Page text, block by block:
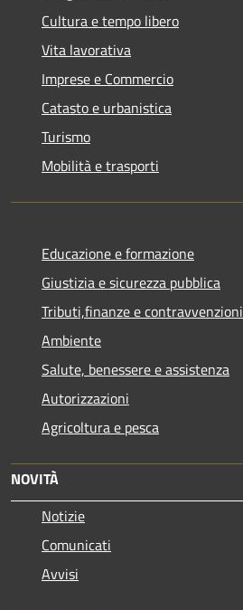
Cultura e tempo libero
Vita lavorativa
Imprese e Commercio
Catasto e urbanistica
Turismo
Mobilità e trasporti
Educazione e formazione
Giustizia e sicurezza pubblica
Tributi,finanze e contravvenzioni
Ambiente
Salute, benessere e assistenza
Autorizzazioni
Agricoltura e pesca
NOVITÀ
Notizie
Comunicati
Avvisi